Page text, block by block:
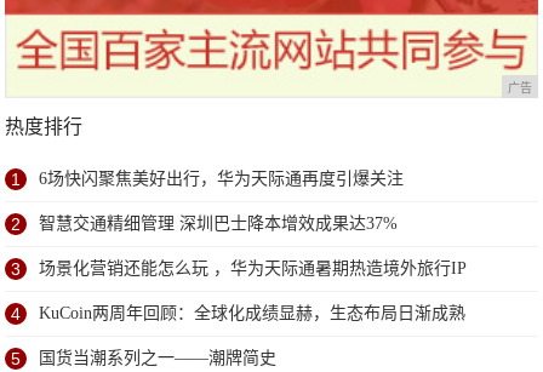
广告
热度排行
1 6场快闪聚焦美好出行，华为天际通再度引爆关注
2 智慧交通精细管理 深圳巴士降本增效成果达37%
3 场景化营销还能怎么玩 ，华为天际通暑期热造境外旅行IP
4 KuCoin两周年回顾：全球化成绩显赫，生态布局日渐成熟
5 国货当潮系列之一——潮牌简史